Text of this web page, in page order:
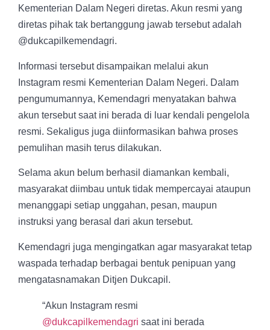
Kementerian Dalam Negeri diretas. Akun resmi yang
diretas pihak tak bertanggung jawab tersebut adalah
@dukcapilkemendagri.
Informasi tersebut disampaikan melalui akun
Instagram resmi Kementerian Dalam Negeri. Dalam
pengumumannya, Kemendagri menyatakan bahwa
akun tersebut saat ini berada di luar kendali pengelola
resmi. Sekaligus juga diinformasikan bahwa proses
pemulihan masih terus dilakukan.
Selama akun belum berhasil diamankan kembali,
masyarakat diimbau untuk tidak mempercayai ataupun
menanggapi setiap unggahan, pesan, maupun
instruksi yang berasal dari akun tersebut.
Kemendagri juga mengingatkan agar masyarakat tetap
waspada terhadap berbagai bentuk penipuan yang
mengatasnamakan Ditjen Dukcapil.
“Akun Instagram resmi
@dukcapilkemendagri saat ini berada